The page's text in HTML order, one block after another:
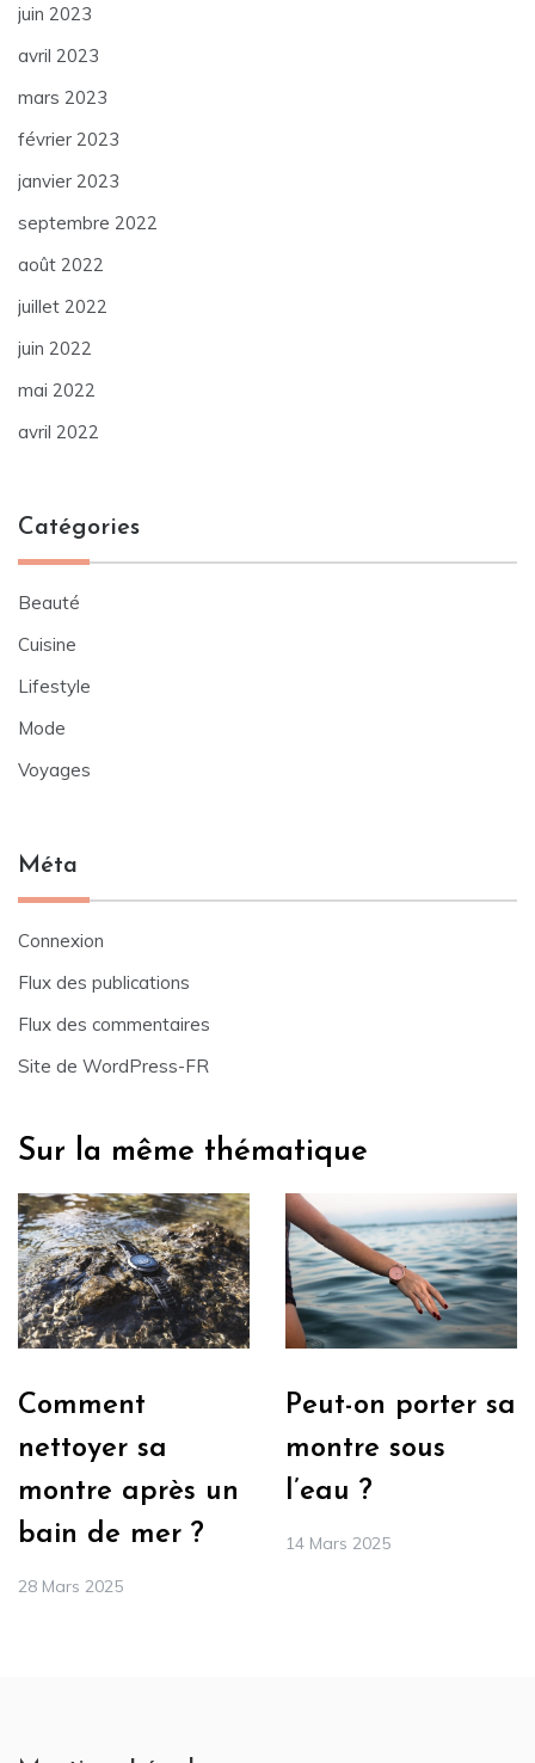
juin 2023
avril 2023
mars 2023
février 2023
janvier 2023
septembre 2022
août 2022
juillet 2022
juin 2022
mai 2022
avril 2022
Catégories
Beauté
Cuisine
Lifestyle
Mode
Voyages
Méta
Connexion
Flux des publications
Flux des commentaires
Site de WordPress-FR
Sur la même thématique
Comment
nettoyer sa
montre après un
bain de mer ?
28 Mars 2025
Peut-on porter sa
montre sous
l’eau ?
14 Mars 2025